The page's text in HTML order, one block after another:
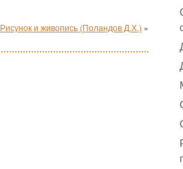
Рисунок и живопись (Поландов Д.Х.) »